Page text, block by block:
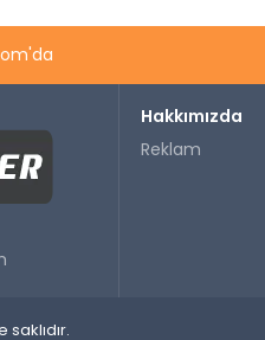
Hakkımızda
Reklam
saklıdır.